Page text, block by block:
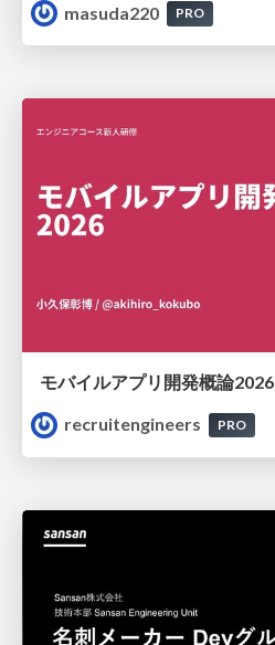
masuda220
PRO
モバイルアプリ開発概論2026
recruitengineers
PRO